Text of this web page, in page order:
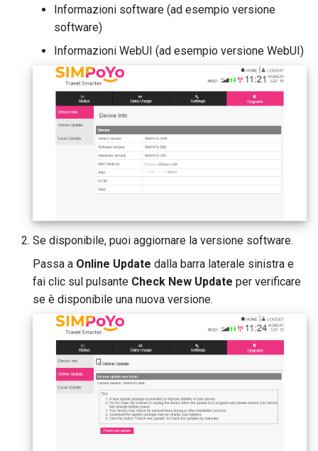
Informazioni software (ad esempio versione
software)
Informazioni WebUI (ad esempio versione WebUI)
Se disponibile, puoi aggiornare la versione software.
Passa a Online Update dalla barra laterale sinistra e
fai clic sul pulsante Check New Update per verificare
se è disponibile una nuova versione.